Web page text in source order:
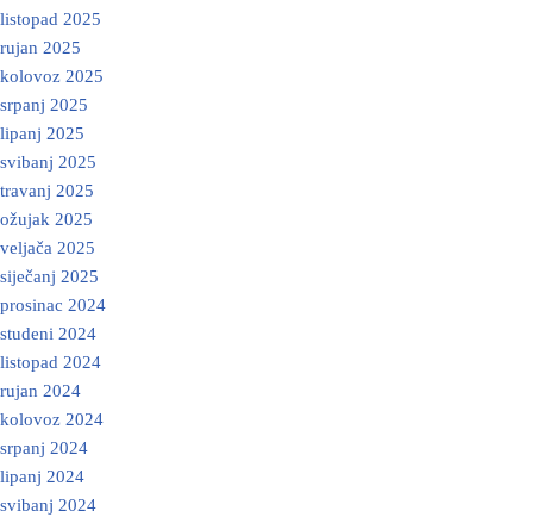
listopad 2025
rujan 2025
kolovoz 2025
srpanj 2025
lipanj 2025
svibanj 2025
travanj 2025
ožujak 2025
veljača 2025
siječanj 2025
prosinac 2024
studeni 2024
listopad 2024
rujan 2024
kolovoz 2024
srpanj 2024
lipanj 2024
svibanj 2024